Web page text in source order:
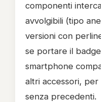
componenti
avvolgibili (tipo
versioni con
se portare il
smartphone
altri accessori,
senza precedenti.